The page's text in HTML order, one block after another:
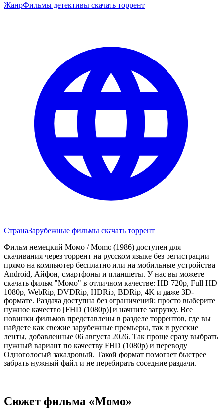
ЖанрФильмы детективы скачать торрент
СтранаЗарубежные фильмы скачать торрент
Фильм немецкий Момо / Momo (1986) доступен для
скачивания через торрент на русском языке без регистрации
прямо на компьютер бесплатно или на мобильные устройства
Android, Айфон, смартфоны и планшеты. У нас вы можете
скачать фильм "Момо" в отличном качестве: HD 720p, Full HD
1080p, WebRip, DVDRip, HDRip, BDRip, 4K и даже 3D-
формате. Раздача доступна без ограничений: просто выберите
нужное качество [FHD (1080p)] и начните загрузку. Все
новинки фильмов представлены в разделе торрентов, где вы
найдете как свежие зарубежные премьеры, так и русские
ленты, добавленные 06 августа 2026. Так проще сразу выбрать
нужный вариант по качеству FHD (1080p) и переводу
Одноголосый закадровый. Такой формат помогает быстрее
забрать нужный файл и не перебирать соседние раздачи.
Сюжет фильма «Момо»